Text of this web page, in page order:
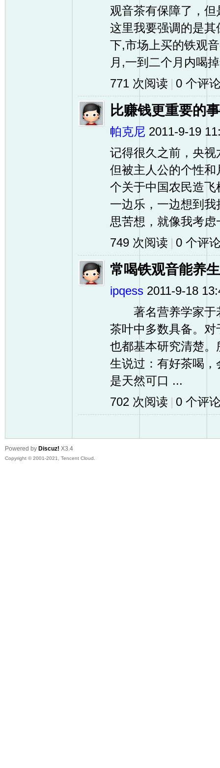
观音茶有保障了，
这里我要强调的是
下,市场上买的铁观
月,一到二个月内喝
771 次阅读 | 0个评
比赚钱更重要的
帕克尼 2011-9-19
记得很久之前，央
但被主人公的个性
个关于中国农民造
一边乐，一边想到
思苦想，就像我考
749 次阅读 | 0个评
常喝铁观音能养生
ipqess 2011-9-18
著名营养学家于
茶叶中多数具备。
也都基本研究清楚
生说过：有好茶喝
是天然可口 ...
702 次阅读 | 0个评
Powered by Discuz! X3.4
Copyright © 2001-2021, Tencent Cloud.